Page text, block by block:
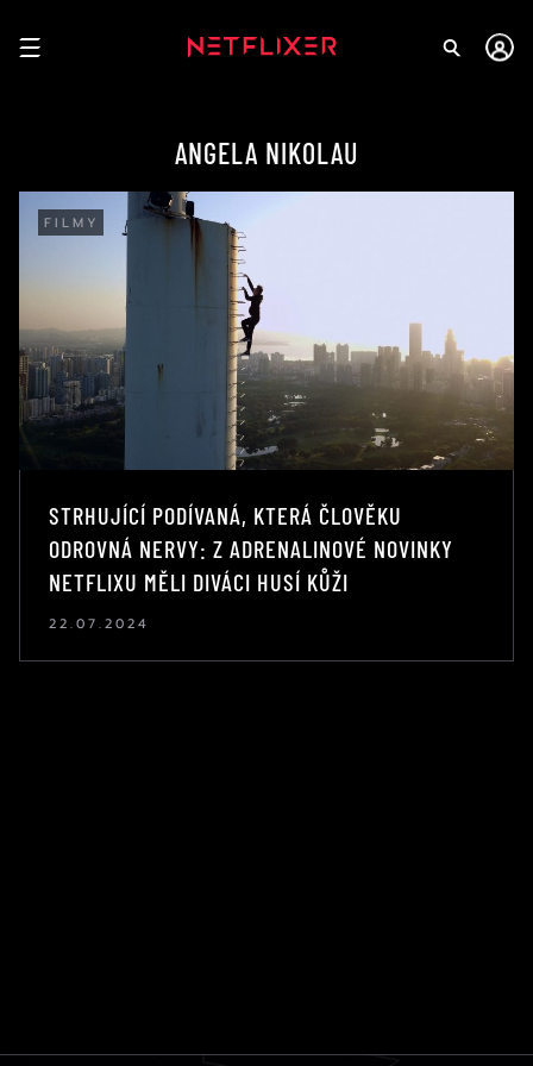
ANGELA NIKOLAU
FILMY
STRHUJÍCÍ PODÍVANÁ, KTERÁ ČLOVĚKU
ODROVNÁ NERVY: Z ADRENALINOVÉ NOVINKY
NETFLIXU MĚLI DIVÁCI HUSÍ KŮŽI
22.07.2024